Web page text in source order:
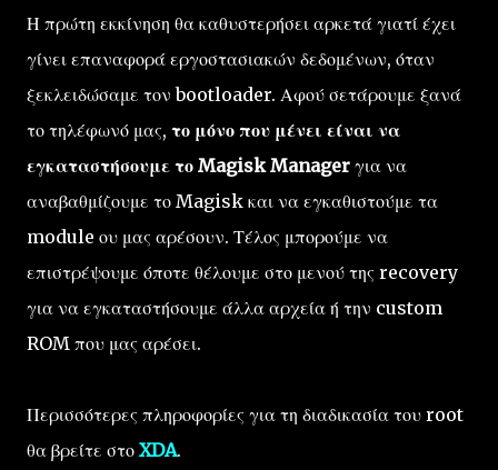
Η πρώτη εκκίνηση θα καθυστερήσει αρκετά γιατί έχει
γίνει επαναφορά εργοστασιακών δεδομένων, όταν
ξεκλειδώσαμε τον bootloader. Αφού σετάρουμε ξανά
το τηλέφωνό μας, το μόνο που μένει είναι να
εγκαταστήσουμε το Magisk Manager για να
αναβαθμίζουμε το Magisk και να εγκαθιστούμε τα
module ου μας αρέσουν. Τέλος μπορούμε να
επιστρέψουμε όποτε θέλουμε στο μενού της recovery
για να εγκαταστήσουμε άλλα αρχεία ή την custom
ROM που μας αρέσει.
Περισσότερες πληροφορίες για τη διαδικασία του root
θα βρείτε στο XDA.